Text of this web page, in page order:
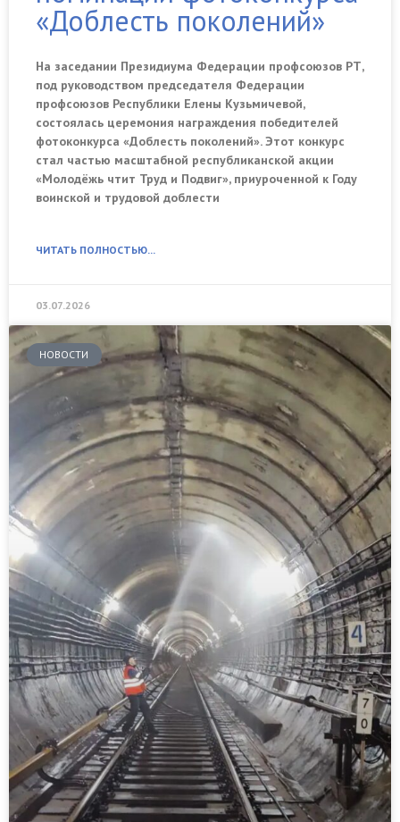
«Доблесть поколений»
На заседании Президиума Федерации профсоюзов РТ,
под руководством председателя Федерации
профсоюзов Республики Елены Кузьмичевой,
состоялась церемония награждения победителей
фотоконкурса «Доблесть поколений». Этот конкурс
стал частью масштабной республиканской акции
«Молодёжь чтит Труд и Подвиг», приуроченной к Году
воинской и трудовой доблести
ЧИТАТЬ ПОЛНОСТЬЮ...
03.07.2026
НОВОСТИ